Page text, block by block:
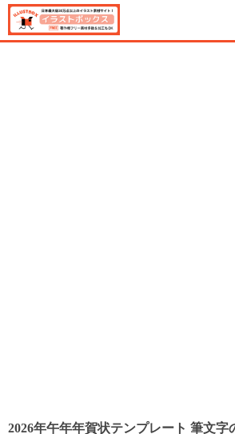
2026年午年年賀状テンプレート 筆文字